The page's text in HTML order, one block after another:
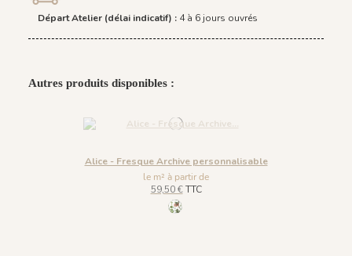
Départ Atelier (délai indicatif) : 4 à 6 jours ouvrés
Autres produits disponibles :
Alice - Fresque Archive personnalisable
le m² à partir de
59,50 €TTC
841 Vert Pastel